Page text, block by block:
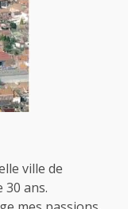
ville de
ans.